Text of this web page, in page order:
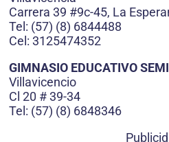
Carrera 39 #9c-45, La
Tel: (57) (8) 6844488
Cel: 3125474352
GIMNASIO EDUCATIVO
Villavicencio
Cl 20 # 39-34
Tel: (57) (8) 6848346